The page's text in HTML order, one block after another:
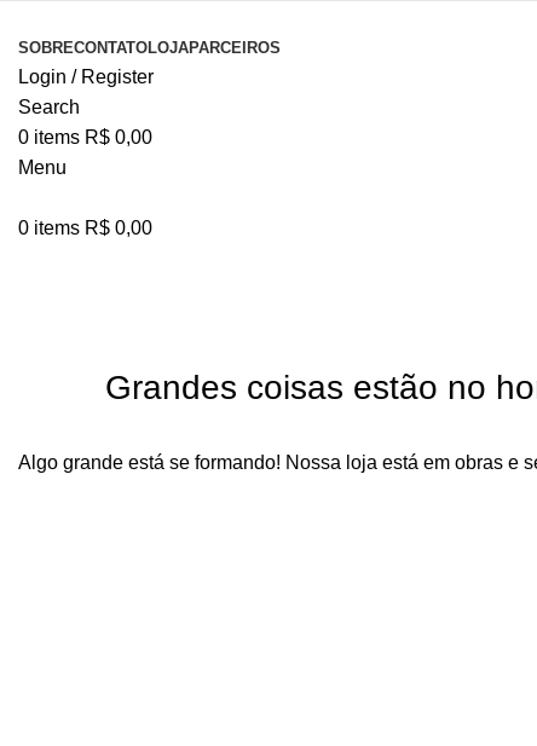
SOBRECONTATOLOJAPARCEIROS
Login / Register
Search
0 items R$ 0,00
Menu
0 items R$ 0,00
Grandes coisas estão no
Algo grande está se formando! Nossa loja está em obras e